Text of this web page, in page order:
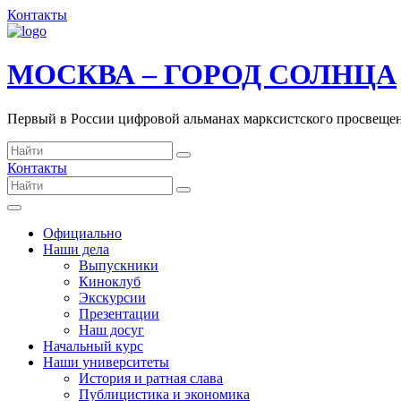
Контакты
МОСКВА – ГОРОД СОЛНЦА
Первый в России цифровой альманах марксистского
Контакты
Официально
Наши дела
Выпускники
Киноклуб
Экскурсии
Презентации
Наш досуг
Начальный курс
Наши университеты
История и ратная слава
Публицистика и экономика